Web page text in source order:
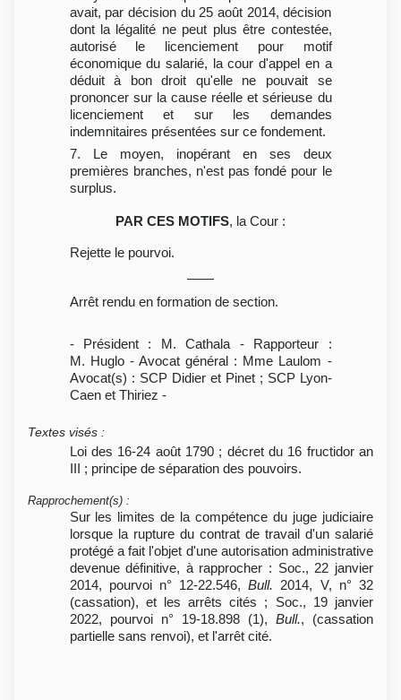
avait, par décision du 25 août 2014, décision
dont la légalité ne peut plus être contestée,
autorisé le licenciement pour motif
économique du salarié, la cour d'appel en a
déduit à bon droit qu'elle ne pouvait se
prononcer sur la cause réelle et sérieuse du
licenciement et sur les demandes
indemnitaires présentées sur ce fondement.
7. Le moyen, inopérant en ses deux
premières branches, n'est pas fondé pour le
surplus.
PAR CES MOTIFS, la Cour :
Rejette le pourvoi.
Arrêt rendu en formation de section.
- Président : M. Cathala - Rapporteur :
M. Huglo - Avocat général : Mme Laulom -
Avocat(s) : SCP Didier et Pinet ; SCP Lyon-
Caen et Thiriez -
Textes visés :
Loi des 16-24 août 1790 ; décret du 16 fructidor an
III ; principe de séparation des pouvoirs.
Rapprochement(s) :
Sur les limites de la compétence du juge judiciaire
lorsque la rupture du contrat de travail d'un salarié
protégé a fait l'objet d'une autorisation administrative
devenue définitive, à rapprocher : Soc., 22 janvier
2014, pourvoi n° 12-22.546,Bull. 2014, V, n° 32
(cassation), et les arrêts cités ; Soc., 19 janvier
2022, pourvoi n° 19-18.898 (1), Bull., (cassation
partielle sans renvoi), et l'arrêt cité.